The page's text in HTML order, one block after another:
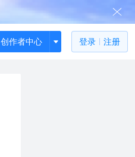
创作者中心 登录 注册